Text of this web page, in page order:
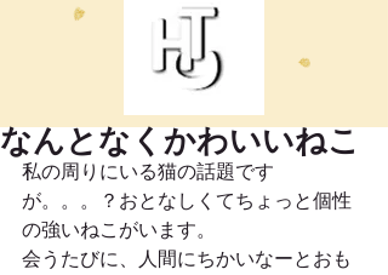
なんとなくかわいいねこ
私の周りにいる猫の話題です
が。。。？おとなしくてちょっと個性
の強いねこがいます。
会うたびに、人間にちかいなーとおも